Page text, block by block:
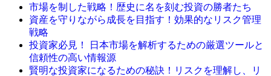
市場を制した戦略！歴史に名を刻む投資の勝者たち
資産を守りながら成長を目指す！効果的なリスク管理
戦略
投資家必見！ 日本市場を解析するための厳選ツールと
信頼性の高い情報源
賢明な投資家になるための秘訣！リスクを理解し、リ